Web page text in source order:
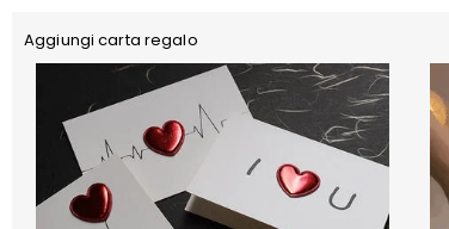
Aggiungi carta regalo